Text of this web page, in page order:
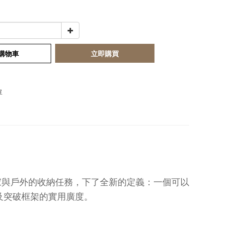
物車 立即購買
戶外的收納任務，下了全新的定義：一個可以
破框架的實用廣度。